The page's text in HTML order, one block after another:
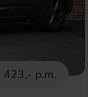
423,- p.m.